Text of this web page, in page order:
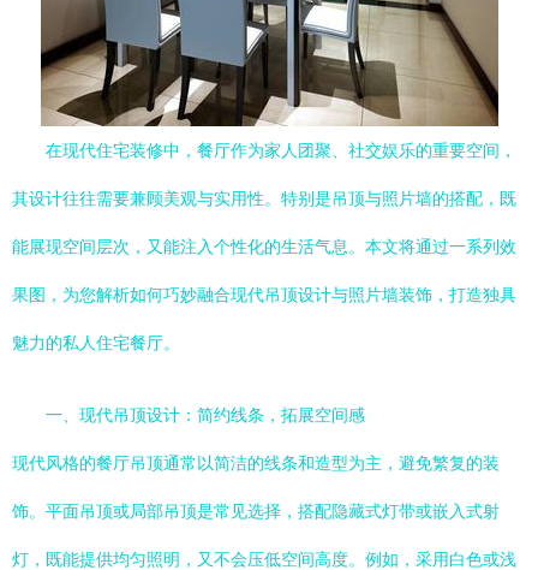
在现代住宅装修中，餐厅作为家人团聚、社交娱乐的重要空间，
其设计往往需要兼顾美观与实用性。特别是吊顶与照片墙的搭配，既
能展现空间层次，又能注入个性化的生活气息。本文将通过一系列效
果图，为您解析如何巧妙融合现代吊顶设计与照片墙装饰，打造独具
魅力的私人住宅餐厅。
一、现代吊顶设计：简约线条，拓展空间感
现代风格的餐厅吊顶通常以简洁的线条和造型为主，避免繁复的装
饰。平面吊顶或局部吊顶是常见选择，搭配隐藏式灯带或嵌入式射
灯，既能提供均匀照明，又不会压低空间高度。例如，采用白色或浅